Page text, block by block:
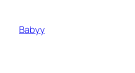
Babyy